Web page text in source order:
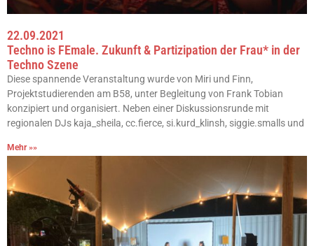
22.09.2021
Techno is FEmale. Zukunft & Partizipation der Frau* in der
Techno Szene
Diese spannende Veranstaltung wurde von Miri und Finn,
Projektstudierenden am B58, unter Begleitung von Frank Tobian
konzipiert und organisiert. Neben einer Diskussionsrunde mit
regionalen DJs kaja_sheila, cc.fierce, si.kurd_klinsh, siggie.smalls und
Mehr »»